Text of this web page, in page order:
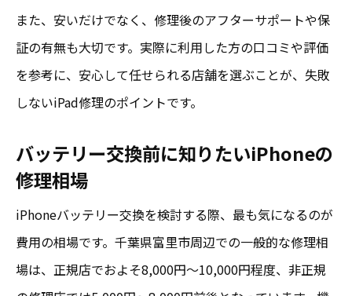
iPad修理も費用を抑えて安心対応を選ぶ方
法
安心できるiPhone修理店選びの費用比較術
安いだけではないiPhone修理の安心ポイン
修理費用を安く抑えつつ安心感を得る工夫
富里市で安く安心にiPhone修理を依頼する方法
iPhone修理 富里で安くて安心な依頼先の選
び方
iPad修理も富里市で安心して依頼する秘訣
また、安いだけでなく、修理後のアフターサポートや保
証の有無も大切です。実際に利用した方の口コミや評価
を参考に、安心して任せられる店舗を選ぶことが、失敗
しないiPad修理のポイントです。
バッテリー交換前に知りたいiPhoneの
修理相場
iPhoneバッテリー交換を検討する際、最も気になるのが
費用の相場です。千葉県富里市周辺での一般的な修理相
場は、正規店でおよそ8,000円〜10,000円程度、非正規